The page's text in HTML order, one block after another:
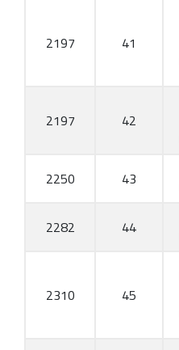
41
2197
42
2197
43
2250
44
2282
45
2310